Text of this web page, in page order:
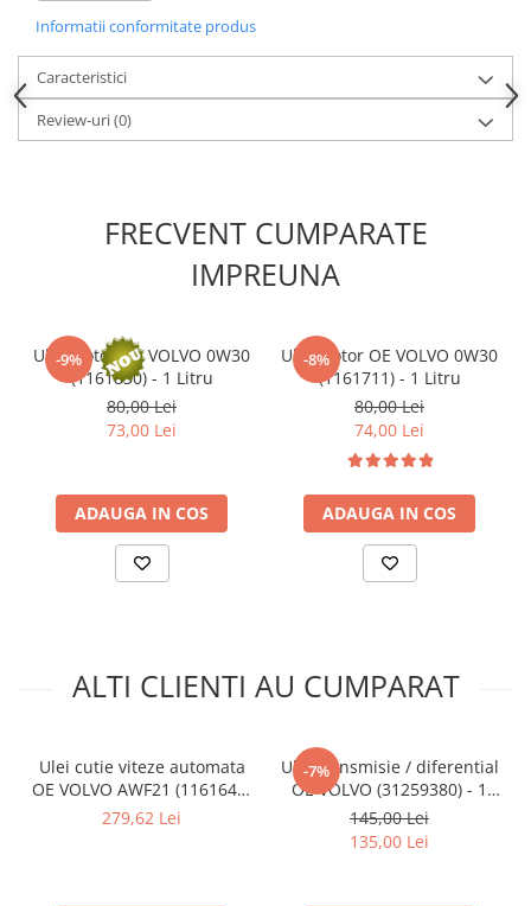
Kit lant distributie
Pompa apa
Transmisie
Kit transmisie
Directie/stabilizare
Cap de bara
Caroserie
Amortizor capota
Amortizor portbagaj/hayon
Amortizor
Arcuri
Pivot suspensie
■ Huse scaune auto
■ Becuri auto
■ Accesorii auto interior
Informatii conformitate produs
Caracteristici
Review-uri(0)
FRECVENT CUMPARATE
IMPREUNA
-9%
Ulei motor OE VOLVO 0W30
(1161830) - 1 Litru
80,00 Lei
73,00 Lei
ADAUGA IN COS
-8%
Ulei motor OE VOLVO 0W30
(1161711) - 1 Litru
80,00 Lei
74,00 Lei
ADAUGA IN COS
ALTI CLIENTI AU CUMPARAT
Ulei cutie viteze automata
OE VOLVO AWF21 (1161640)
- 4 Litri
279,62 Lei
-7%
Ulei transmisie / diferential
OE VOLVO (31259380) - 1
Litru
145,00 Lei
135,00 Lei